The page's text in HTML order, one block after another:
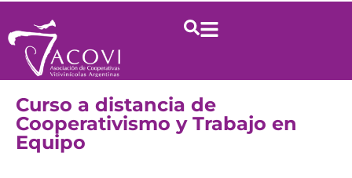
Curso a distancia de
Cooperativismo y Trabajo en
Equipo